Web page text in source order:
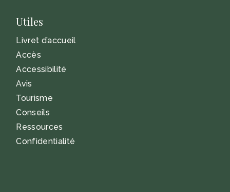
Utiles
Livret d’accueil
Accès
Accessibilité
Avis
Tourisme
Conseils
Ressources
Confidentialité